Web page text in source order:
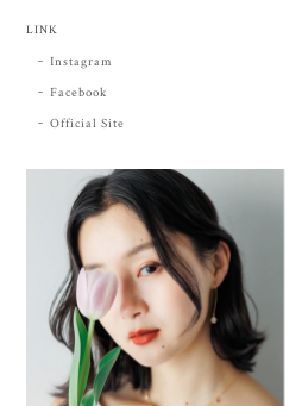
LINK
Instagram
Facebook
Official Site